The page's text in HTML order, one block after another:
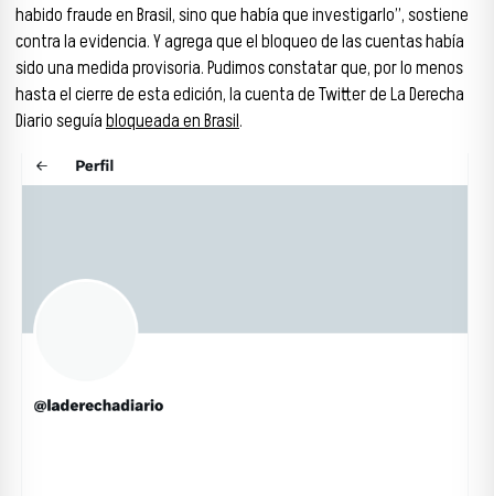
habido fraude en Brasil, sino que había que investigarlo”, sostiene
contra la evidencia. Y agrega que el bloqueo de las cuentas había
sido una medida provisoria. Pudimos constatar que, por lo menos
hasta el cierre de esta edición, la cuenta de Twitter de La Derecha
Diario seguíabloqueada en Brasil.